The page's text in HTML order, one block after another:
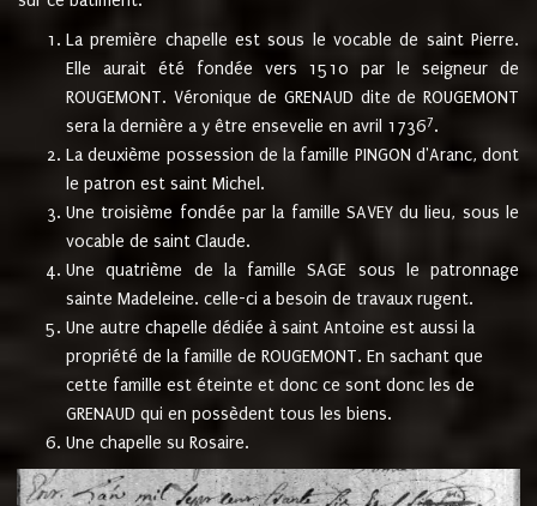
La première chapelle est sous le vocable de saint Pierre.
Elle aurait été fondée vers 1510 par le seigneur de
ROUGEMONT. Véronique de GRENAUD dite de ROUGEMONT
sera la dernière a y être ensevelie en avril 17367.
La deuxième possession de la famille PINGON d'Aranc, dont
le patron est saint Michel.
Une troisième fondée par la famille SAVEY du lieu, sous le
vocable de saint Claude.
Une quatrième de la famille SAGE sous le patronnage
sainte Madeleine. celle-ci a besoin de travaux rugent.
Une autre chapelle dédiée à saint Antoine est aussi la
propriété de la famille de ROUGEMONT. En sachant que
cette famille est éteinte et donc ce sont donc les de
GRENAUD qui en possèdent tous les biens.
Une chapelle su Rosaire.